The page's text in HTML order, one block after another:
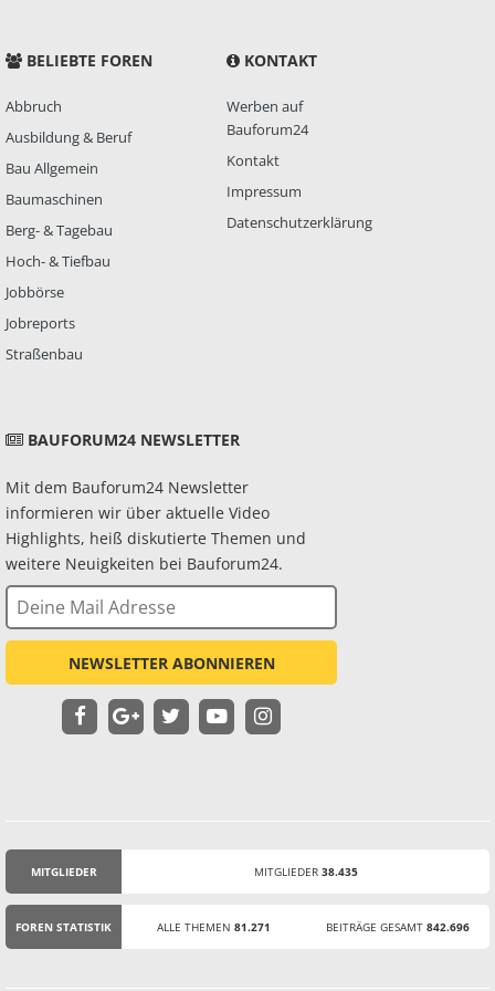
BELIEBTE FOREN
Abbruch
Ausbildung & Beruf
Bau Allgemein
Baumaschinen
Berg- & Tagebau
Hoch- & Tiefbau
Jobbörse
Jobreports
Straßenbau
KONTAKT
Werben auf
Bauforum24
Kontakt
Impressum
Datenschutzerklärung
BAUFORUM24 NEWSLETTER
Mit dem Bauforum24 Newsletter
informieren wir über aktuelle Video
Highlights, heiß diskutierte Themen und
weitere Neuigkeiten bei Bauforum24.
NEWSLETTER ABONNIEREN
MITGLIEDER MITGLIEDER 38.435
FOREN STATISTIK ALLE THEMEN 81.271 BEITRÄGE GESAMT 842.696